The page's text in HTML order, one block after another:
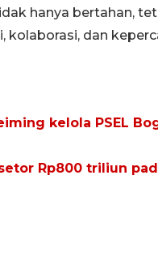
hanya bertahan,
dan
kelola PSEL
Rp800 triliun